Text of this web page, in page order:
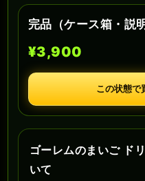
完品（ケース箱・説
¥3,900
この状態で
ゴーレムのまいご ド
いて